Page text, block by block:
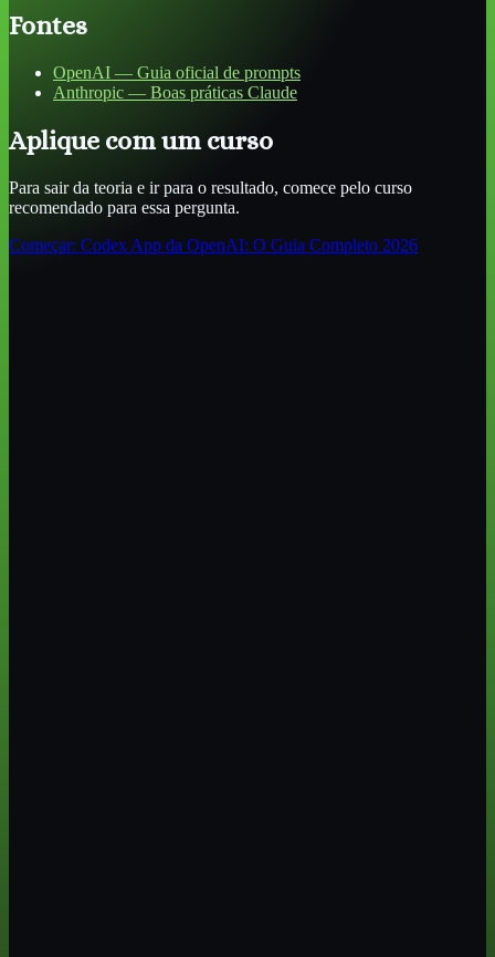
Fontes
OpenAI — Guia oficial de prompts
Anthropic — Boas práticas Claude
Aplique com um curso
Para sair da teoria e ir para o resultado, comece pelo curso
recomendado para essa pergunta.
Começar: Codex App da OpenAI: O Guia Completo 2026